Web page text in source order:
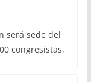
será sede del
congresistas,